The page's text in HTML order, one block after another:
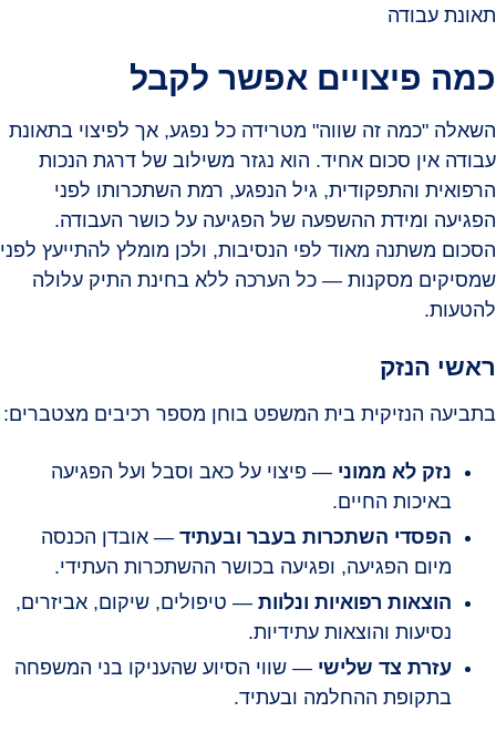
כמה פיצויים אפשר לקבל
השאלה "כמה זה שווה" מטרידה כל נפגע, אך לפיצוי בתאונת
עבודה אין סכום אחיד. הוא נגזר משילוב של דרגת הנכות
הרפואית והתפקודית, גיל הנפגע, רמת השתכרותו לפני
הפגיעה ומידת ההשפעה של הפגיעה על כושר העבודה.
הסכום משתנה מאוד לפי הנסיבות, ולכן מומלץ להתייעץ לפני
שמסיקים מסקנות — כל הערכה ללא בחינת התיק עלולה
להטעות.
ראשי הנזק
בתביעה הנזיקית בית המשפט בוחן מספר רכיבים מצטברים:
נזק לא ממוני — פיצוי על כאב וסבל ועל הפגיעה
באיכות החיים.
הפסדי השתכרות בעבר ובעתיד — אובדן הכנסה
מיום הפגיעה, ופגיעה בכושר ההשתכרות העתידי.
הוצאות רפואיות ונלוות — טיפולים, שיקום, אביזרים,
נסיעות והוצאות עתידיות.
עזרת צד שלישי — שווי הסיוע שהעניקו בני המשפחה
בתקופת ההחלמה ובעתיד.